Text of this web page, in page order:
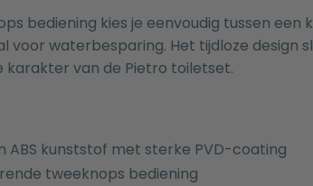
bediening kies je eenvoudig tussen een
voor waterbesparing. Het tijdloze design
karakter van de Pietro toiletset.
ABS kunststof met sterke PVD-coating
tweeknops bediening